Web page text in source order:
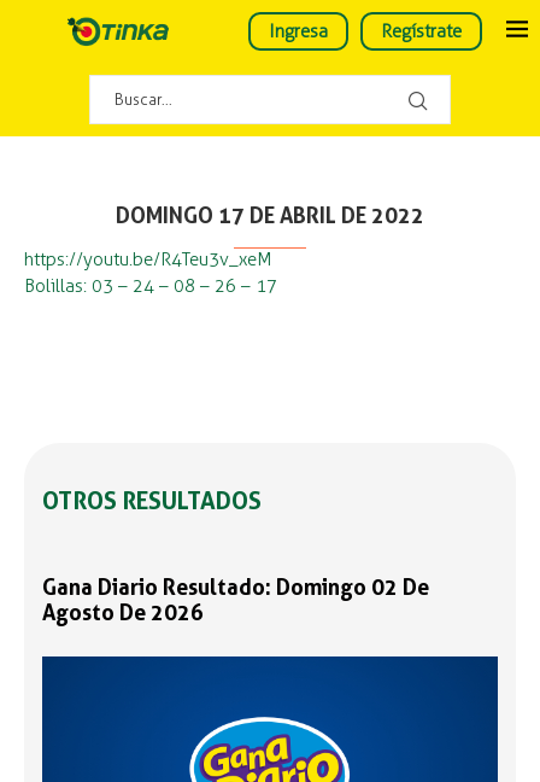
Ingresa Regístrate
DOMINGO 17 DE ABRIL DE 2022
https://youtu.be/R4Teu3v_xeM
Bolillas: 03 – 24 – 08 – 26 – 17
OTROS RESULTADOS
Gana Diario Resultado: Domingo 02 De
Agosto De 2026